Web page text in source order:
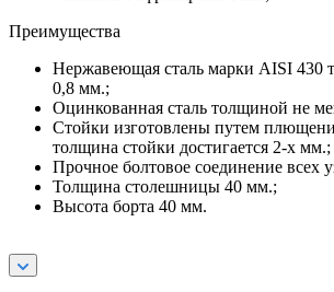
Преимущества
Нержавеющая сталь марки AISI 430
0,8 мм.;
Оцинкованная сталь толщиной не
Стойки изготовлены путем
толщина стойки достигается 2-х мм.;
Прочное болтовое соединение всех
Толщина столешницы 40 мм.;
Высота борта 40 мм.